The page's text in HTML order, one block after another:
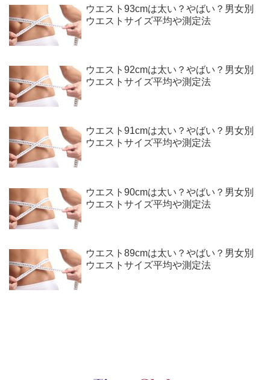
ウエスト93cmは太い？やばい？男女別
ウエストサイズ平均や測定法
ウエスト92cmは太い？やばい？男女別
ウエストサイズ平均や測定法
ウエスト91cmは太い？やばい？男女別
ウエストサイズ平均や測定法
ウエスト90cmは太い？やばい？男女別
ウエストサイズ平均や測定法
ウエスト89cmは太い？やばい？男女別
ウエストサイズ平均や測定法